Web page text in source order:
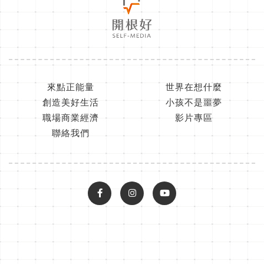
來點正能量
世界在想什麼
創造美好生活
小孩不是噩夢
職場商業經濟
影片專區
聯絡我們